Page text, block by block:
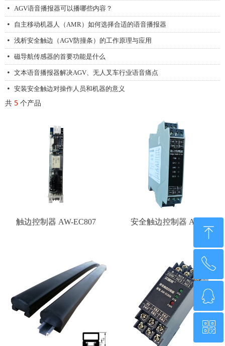
共 5 个产品
触边控制器 AW-EC807
安全触边控制器 AW-
넸 AGV语音播报器可以播哪些内容？
넸 自主移动机器人（AMR）如何选择合适的语音播报器
넸 浅析安全触边（AGV防撞条）的工作原理与应用
넸 磁导航传感器的首要功能是什么
넸 文本语音播报器解决AGV、无人叉车行业语音痛点
넸 安装安全触边对操作人员和机器的意义
ꁸ
回到顶部
ꂅ
0755-21014808
ꁗ
QQ客服
ꀥ